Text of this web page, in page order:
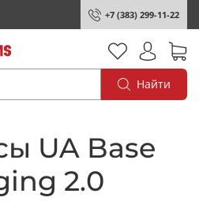
+7 (383) 299-11-22
Найти
UA Base
2.0